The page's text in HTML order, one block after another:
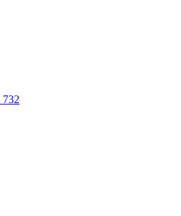
732